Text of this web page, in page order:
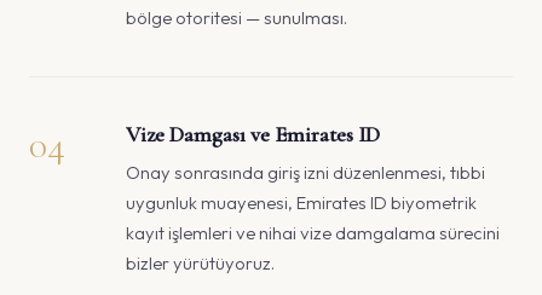
bölge otoritesi — sunulması.
04 Vize Damgası ve Emirates ID
Onay sonrasında giriş izni düzenlenmesi, tıbbi
uygunluk muayenesi, Emirates ID biyometrik
kayıt işlemleri ve nihai vize damgalama sürecini
bizler yürütüyoruz.